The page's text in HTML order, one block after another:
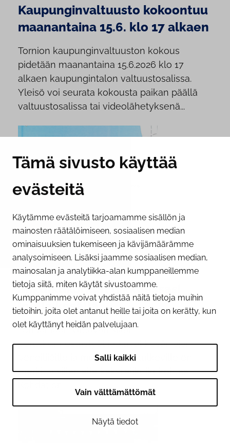
Tämä sivusto käyttää
evästeitä
Käytämme evästeitä tarjoamamme sisällön ja
mainosten räätälöimiseen, sosiaalisen median
ominaisuuksien tukemiseen ja kävijämäärämme
analysoimiseen. Lisäksi jaamme sosiaalisen median,
mainosalan ja analytiikka-alan kumppaneillemme
tietoja siitä, miten käytät sivustoamme.
Kumppanimme voivat yhdistää näitä tietoja muihin
tietoihin, joita olet antanut heille tai joita on kerätty, kun
olet käyttänyt heidän palvelujaan.
Salli kaikki
Vain välttämättömät
Näytä tiedot
Kaupunginvaltuusto kokoontuu
maanantaina 15.6. klo 17 alkaen
Tornion kaupunginvaltuuston kokous
pidetään maanantaina 15.6.2026 klo 17
alkaen kaupungintalon valtuustosalissa.
Yleisö voi seurata kokousta paikan päällä
valtuustosalissa tai videolähetyksenä...
09.06.2026
Huomioi Tornion sillan
alikulkukohdat liikkuessasi
joella kesällä
Tornionjoen ylittävän sillan
peruskunnostustyöt jatkuvat kesän ajan.
Veneilijöille ja muille joella kulkeville on
merkitty sillan alle kaksi alikulkukohtaa.